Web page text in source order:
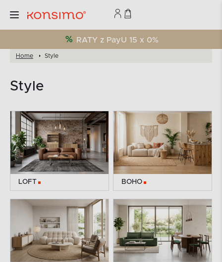
RATY z PayU 15 x 0%
Home Style
Style
LOFT BOHO